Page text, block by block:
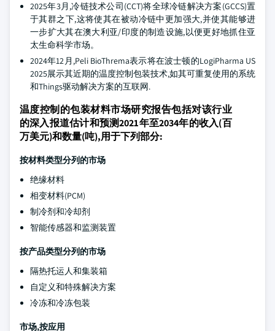
2025年3月,冷链技术公司(CCT)将全球冷链解决方案(GCCS)置
于其群之下,这将使其在被动冷链中更加强大,并使其能够进
一步扩大其在澳大利亚/印度的制造设施,以便更好地抓住亚
太生命科学市场。
2024年12月,Peli BioThrema表示将在波士顿的LogiPharma US
2025展示其近期的温度控制包装技术,如其可重复使用的系统
和Things驱动解决方案的互联网.
温度控制的包装材料市场研究报告包括对该行业
的深入报道估计和预测2021年至2034年的收入(百
万美元)和数量(吨),用于下列部分:
按材料类型分列的市场
绝缘材料
相变材料(PCM)
制冷剂和冷却剂
智能传感器和监测装置
按产品类型分列的市场
隔热托运人和集装箱
自定义和特殊解决方案
冷冻和冷冻包装
市场,按应用